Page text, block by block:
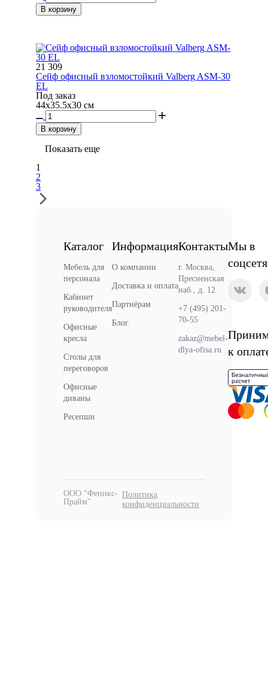
В корзину
21 309
Сейф офисный взломостойкий Valberg ASM-30
EL
Под заказ
44x35.5x30 см
В корзину
Показать еще
1
2
3
Каталог
Мебель для
персонала
Кабинет
руководителя
Офисные
кресла
Столы для
переговоров
Офисные
диваны
Ресепшн
Информация
О компании
Доставка и оплата
Партнёрам
Блог
Контакты
г. Москва,
Пресненская
наб., д. 12
+7 (495) 201-
70-55
zakaz@mebel-
dlya-ofisa.ru
Мы в
к
ООО "Феникс-
Прайм"
Политика
конфиденциальности